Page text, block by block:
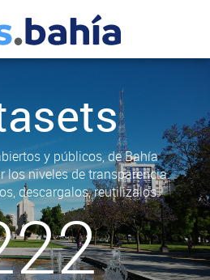
y públicos, de Bahía
los niveles de transparencia.
descargalos, reutilizalos.